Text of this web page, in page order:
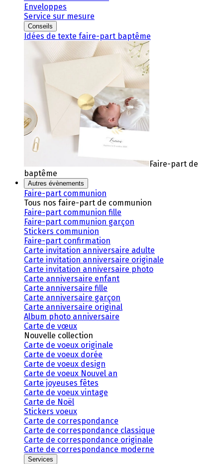
Enveloppes
Service sur mesure
Conseils
Idées de texte faire-part baptême
Faire-part de
baptême
Autres évènements
Faire-part communion
Tous nos faire-part de communion
Faire-part communion fille
Faire-part communion garçon
Stickers communion
Faire-part confirmation
Carte invitation anniversaire adulte
Carte invitation anniversaire originale
Carte invitation anniversaire photo
Carte anniversaire enfant
Carte anniversaire fille
Carte anniversaire garçon
Carte anniversaire original
Album photo anniversaire
Carte de vœux
Nouvelle collection
Carte de voeux originale
Carte de voeux dorée
Carte de voeux design
Carte de voeux Nouvel an
Carte joyeuses fêtes
Carte de voeux vintage
Carte de Noël
Stickers voeux
Carte de correspondance
Carte de correspondance classique
Carte de correspondance originale
Carte de correspondance moderne
Services